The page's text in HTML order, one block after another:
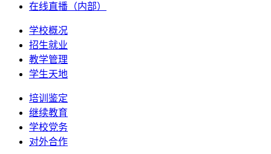
在线直播（内部）
学校概况
招生就业
教学管理
学生天地
培训鉴定
继续教育
学校党务
对外合作